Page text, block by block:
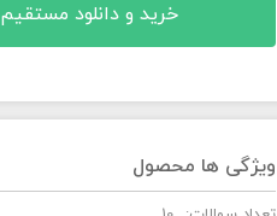
خرید و دانلود مستقیم
ویژگی ها محصول